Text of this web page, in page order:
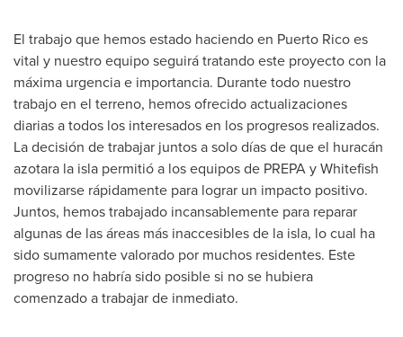
El trabajo que hemos estado haciendo en Puerto Ricoes
vital y nuestro equipo seguirá tratando este proyecto con la
máxima urgencia e importancia. Durante todo nuestro
trabajo en el terreno, hemos ofrecido actualizaciones
diarias a todos los interesados en los progresos realizados.
La decisión de trabajar juntos a solo días de que el huracán
azotara la isla permitió a los equipos de PREPA y Whitefish
movilizarse rápidamente para lograr un impacto positivo.
Juntos, hemos trabajado incansablemente para reparar
algunas de las áreas más inaccesibles de la isla, lo cual ha
sido sumamente valorado por muchos residentes. Este
progreso no habría sido posible si no se hubiera
comenzado a trabajar de inmediato.